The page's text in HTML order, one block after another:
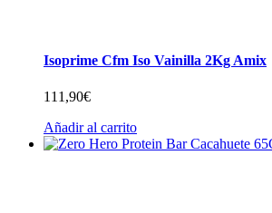
Isoprime Cfm Iso Vainilla 2Kg Amix
111,90€
Añadir al carrito